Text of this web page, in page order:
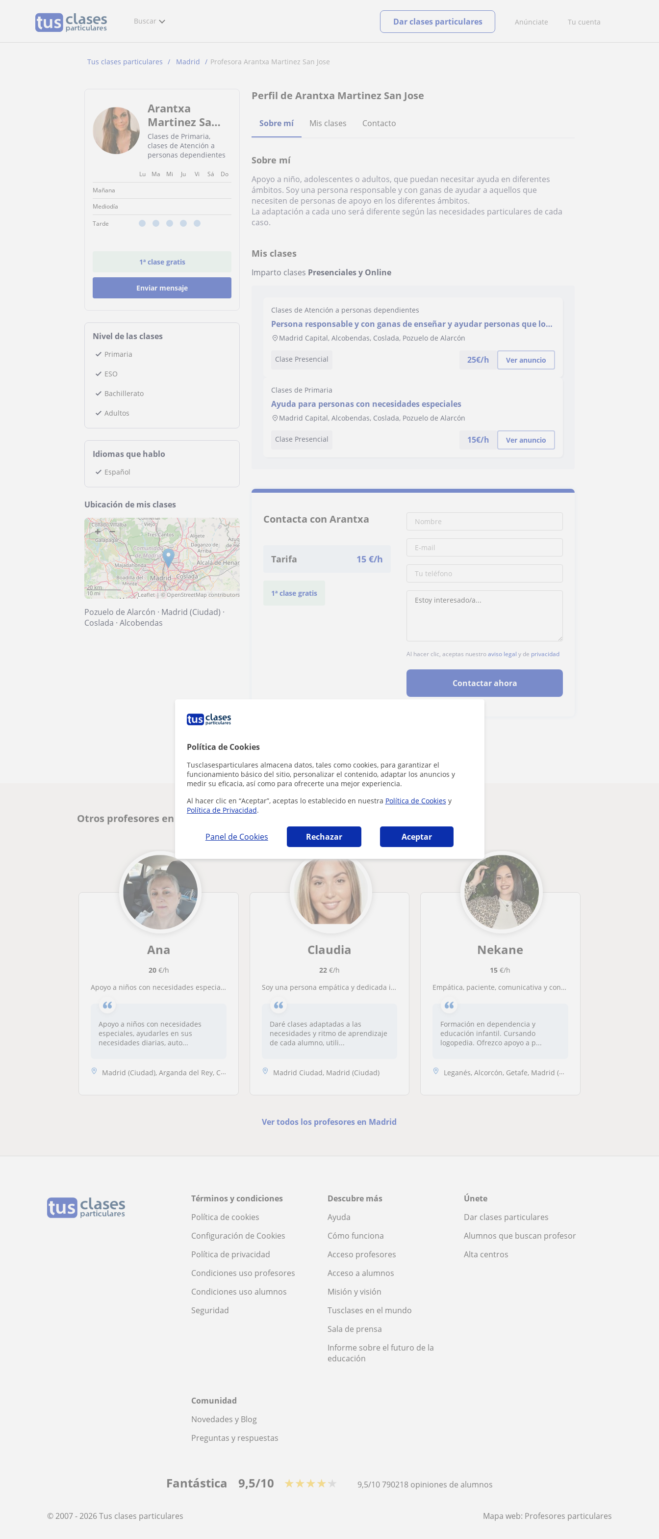
Política de Cookies
Tusclasesparticulares almacena datos, tales como cookies, para garantizar el
funcionamiento básico del sitio, personalizar el contenido, adaptar los anuncios y
medir su eficacia, así como para ofrecerte una mejor experiencia.
Al hacer clic en “Aceptar”, aceptas lo establecido en nuestra Política de Cookies y
Política de Privacidad.
Panel de Cookies Rechazar Aceptar
Buscar Anúnciate Tu cuenta
Dar clases particulares
Tus clases particulares Madrid Profesora Arantxa Martinez San Jose
Arantxa
Martinez San
Jose
Clases de Primaria,
clases de Atención a
personas dependientes
Lu Ma Mi Ju Vi Sá
Do
Mañana
Mediodía
Tarde
1ª clase gratis
Enviar mensaje
Nivel de las clases
Primaria
ESO
Bachillerato
Adultos
Idiomas que hablo
Español
Ubicación de mis clases
+ −
20 km
10 mi
Leaflet | ©OpenStreetMapcontributors
Pozuelo de Alarcón · Madrid (Ciudad) ·
Coslada · Alcobendas
Perfil de Arantxa Martinez San Jose
Sobre mí Mis clases Contacto
Sobre mí
Apoyo a niño, adolescentes o adultos, que puedan necesitar ayuda en diferentes
ámbitos. Soy una persona responsable y con ganas de ayudar a aquellos que
necesiten de personas de apoyo en los diferentes ámbitos.
La adaptación a cada uno será diferente según las necesidades particulares de cada
caso.
Mis clases
Imparto clases Presenciales y Online
Clases de Atención a personas dependientes
Persona responsable y con ganas de enseñar y ayudar personas que lo
necesitan
Madrid Capital, Alcobendas, Coslada, Pozuelo de Alarcón
Clase Presencial 25€/h Ver anuncio
Clases de Primaria
Ayuda para personas con necesidades especiales
Madrid Capital, Alcobendas, Coslada, Pozuelo de Alarcón
Clase Presencial 15€/h Ver anuncio
Contacta con Arantxa
Tarifa 15 €/h
1ª clase gratis
Al hacer clic, aceptas nuestroaviso legal y de privacidad
Contactar ahora
Otros profesores en Madrid que pueden interesarte
Ana
20€/h
Apoyo a niños con necesidades especiales, empática,alegre, con aptitud, y con ganas.
Apoyo a niños con necesidades
especiales, ayudarles en sus
necesidades diarias, auto...
Madrid (Ciudad), Arganda del Rey, Campo Real, Carabaña, Chinchón, Loec...
Claudia
22€/h
Soy una persona empática y dedicada impartiré clases adaptadas a cada alumno
Daré clases adaptadas a las
necesidades y ritmo de aprendizaje
de cada alumno, utili...
Madrid Ciudad, Madrid (Ciudad)
Nekane
15 €/h
Empática, paciente, comunicativa y con vocación educativa. J
Formación en dependencia y
educación infantil. Cursando
logopedia. Ofrezco apoyo a p...
Leganés, Alcorcón, Getafe, Madrid (Ciudad)
Ver todos los profesores en Madrid
Términos y condiciones
Política de cookies
Configuración de Cookies
Política de privacidad
Condiciones uso profesores
Condiciones uso alumnos
Seguridad
Descubre más
Ayuda
Cómo funciona
Acceso profesores
Acceso a alumnos
Misión y visión
Tusclases en el mundo
Sala de prensa
Informe sobre el futuro de la
educación
Únete
Dar clases particulares
Alumnos que buscan profesor
Alta centros
Comunidad
Novedades y Blog
Preguntas y respuestas
Fantástica 9,5/10 ★★★★★ 9,5/10790218 opiniones de alumnos
© 2007 - 2026 Tus clases particulares Mapa web: Profesores particulares